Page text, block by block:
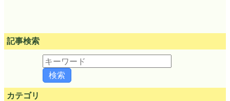
記事検索
カテゴリ